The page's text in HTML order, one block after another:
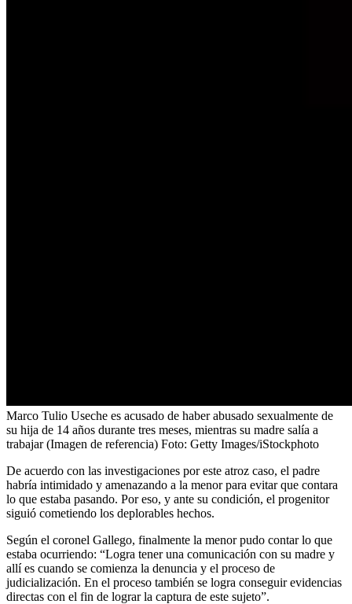
Marco Tulio Useche es acusado de haber abusado sexualmente de
su hija de 14 años durante tres meses, mientras su madre salía a
trabajar (Imagen de referencia) Foto: Getty Images/iStockphoto
De acuerdo con las investigaciones por este atroz caso, el padre
habría intimidado y amenazando a la menor para evitar que contara
lo que estaba pasando. Por eso, y ante su condición, el progenitor
siguió cometiendo los deplorables hechos.
Según el coronel Gallego, finalmente la menor pudo contar lo que
estaba ocurriendo: “Logra tener una comunicación con su madre y
allí es cuando se comienza la denuncia y el proceso de
judicialización. En el proceso también se logra conseguir evidencias
directas con el fin de lograr la captura de este sujeto”.